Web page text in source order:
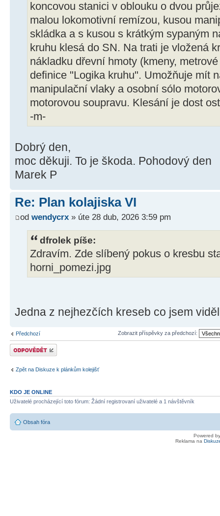
koncovou stanici v oblouku o dvou
malou lokomotivní remízou, kusou
skládka a s kusou s krátkým sypaným
kruhu klesá do SN. Na trati je vložená
nákladku dřevní hmoty (kmeny,
definice "Logika kruhu". Umožňuje mít
manipulační vlaky a osobní sólo
motorovou soupravu. Klesání je dost
-m-
Dobrý den,
moc děkuji. To je škoda. Pohodový den
Marek P
Re: Plan kolajiska VI
od wendycrx » úte 28 dub, 2026 3:59 pm
dfrolek píše:
Zdravím. Zde slíbený pokus o kresbu
horni_pomezi.jpg
Jedna z nejhezčích kreseb co jsem
Předchozí Zobrazit příspěvky za předchozí:
Odeslat odpověď
Zpět na Diskuze k plánkům kolejišť
KDO JE ONLINE
Uživatelé procházející toto fórum: Žádní registrovaní uživatelé a 1 návštěvník
Obsah fóra
Powered
Reklama na